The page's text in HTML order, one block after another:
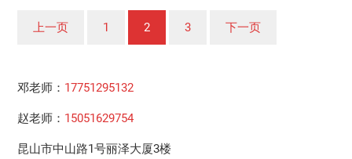
页
上一页 1 2 3 下一页
邓老师： 17751295132
赵老师： 15051629754
昆山市中山路1号丽泽大厦3楼